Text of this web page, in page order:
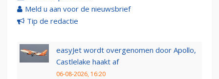
Meld u aan voor de nieuwsbrief
Tip de redactie
easyJet wordt overgenomen door Apollo,
Castlelake haakt af
06-08-2026, 16:20